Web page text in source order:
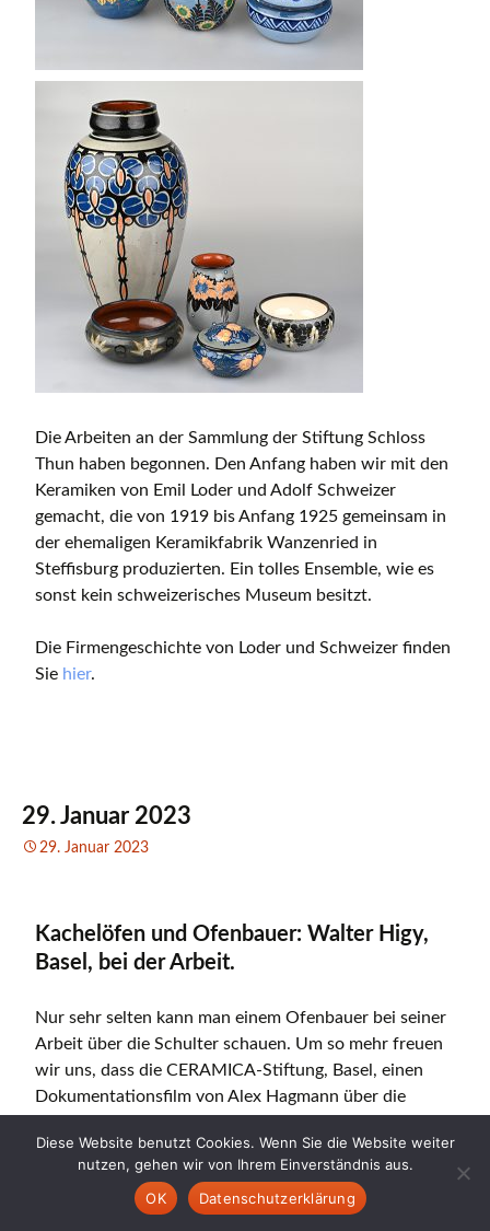
Die Arbeiten an der Sammlung der Stiftung Schloss
Thun haben begonnen. Den Anfang haben wir mit den
Keramiken von Emil Loder und Adolf Schweizer
gemacht, die von 1919 bis Anfang 1925 gemeinsam in
der ehemaligen Keramikfabrik Wanzenried in
Steffisburg produzierten. Ein tolles Ensemble, wie es
sonst kein schweizerisches Museum besitzt.
Die Firmengeschichte von Loder und Schweizer finden
Sie hier.
29. Januar 2023
29. Januar 2023
Kachelöfen und Ofenbauer: Walter Higy,
Basel, bei der Arbeit.
Nur sehr selten kann man einem Ofenbauer bei seiner
Arbeit über die Schulter schauen. Um so mehr freuen
wir uns, dass die CERAMICA-Stiftung, Basel, einen
Dokumentationsfilm von Alex Hagmann über die
Eine weitere öffentliche Vorführung des Films erfolgt
am 8. Februar 2023, 19:00 Uhr. im Widt’schen Haus in
Diese Website benutzt Cookies. Wenn Sie die Website weiter
nutzen, gehen wir von Ihrem Einverständnis aus.
OK
Datenschutzerklärung